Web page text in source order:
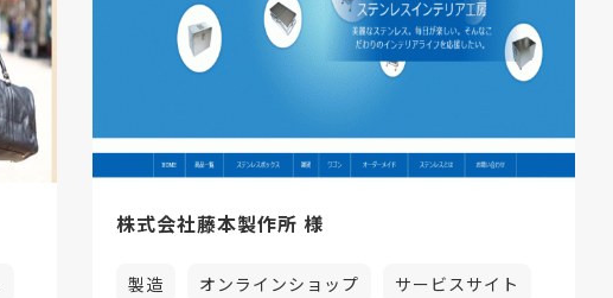
株式会社藤本製作所 様
製造 オンラインショップ サービスサイト